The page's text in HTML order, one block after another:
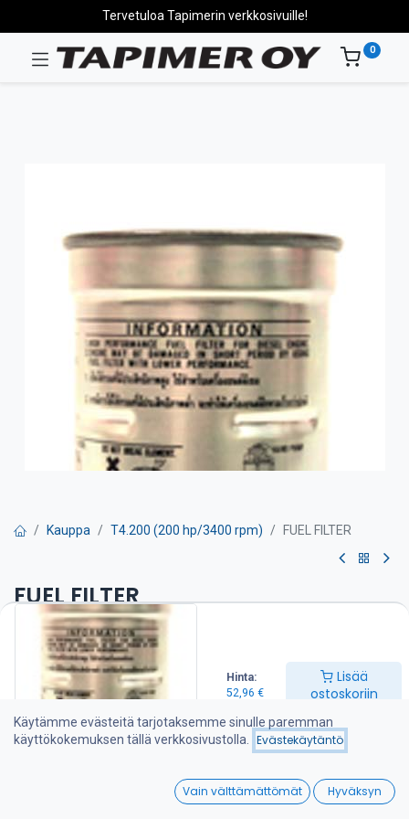
Hinta:
52,96 €
Lisää
ostoskoriin
Wishlist
Tervetuloa Tapimerin verkkosivuille!
0
Kauppa T4.200 (200 hp/3400 rpm) FUEL FILTER
FUEL FILTER
Polttoainesuodatin on suositeltava vaihtaa kerran vuodessa
52,96€
Lisää ostoskoriin
Käytämme evästeitä tarjotaksemme sinulle paremman
käyttökokemuksen tällä verkkosivustolla.
Evästekäytäntö
Vain välttämättömät Hyväksyn